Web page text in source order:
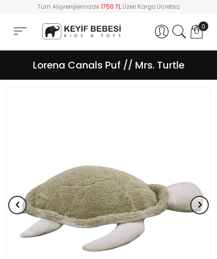
Tüm Alışverişlerinizde1750 TL Üzeri Kargo Ücretsiz
Hesabım 0
Lorena Canals Puf // Mrs. Turtle